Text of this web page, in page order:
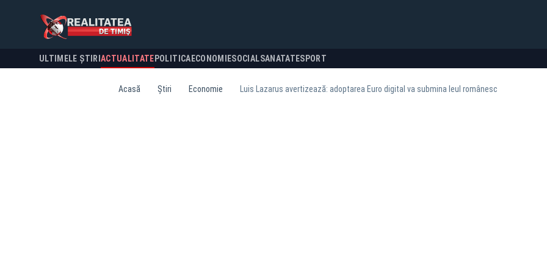
ULTIMELE ȘTIRI ACTUALITATE POLITICA ECONOMIESOCIALSANATATESPORT
Acasă Știri Economie Luis Lazarus avertizează: adoptarea Euro digital va submina leul românesc